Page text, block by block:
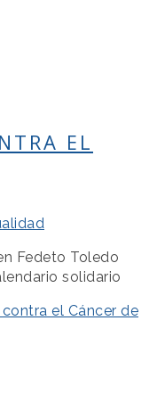
EL
Fedeto Toledo
solidario
el Cáncer de